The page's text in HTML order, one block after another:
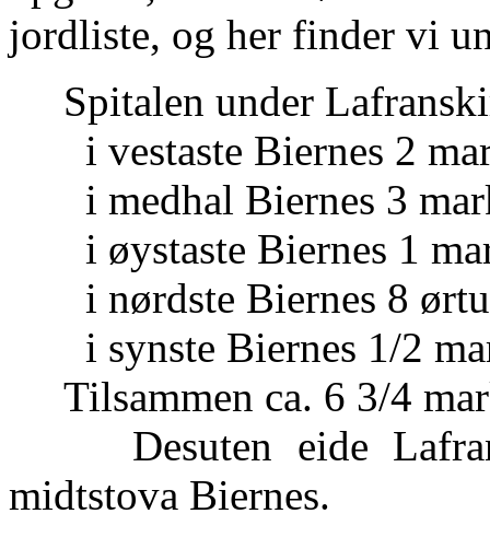
jordliste, og her finder vi
Spitalen under
i vestaste Biernes 2
i medhal Biernes 3
i øystaste Biernes 1
i nørdste Biernes 8
i synste Biernes 1/2
Tilsammen ca. 6 3/4
Desuten eide
midtstova Biernes.